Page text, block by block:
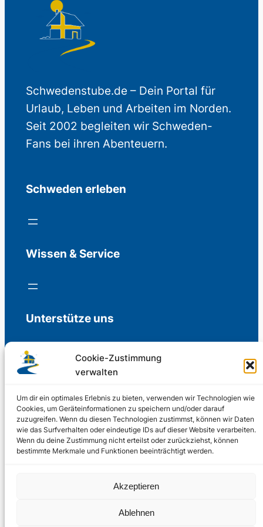
Cookie-Zustimmung
verwalten
Um dir ein optimales Erlebnis zu bieten, verwenden wir Technologien wie
Cookies, um Geräteinformationen zu speichern und/oder darauf
zuzugreifen. Wenn du diesen Technologien zustimmst, können wir Daten
wie das Surfverhalten oder eindeutige IDs auf dieser Website verarbeiten.
Wenn du deine Zustimmung nicht erteilst oder zurückziehst, können
bestimmte Merkmale und Funktionen beeinträchtigt werden.
Akzeptieren
Ablehnen
Schwedenstube.de – Dein Portal für
Urlaub, Leben und Arbeiten im Norden.
Seit 2002 begleiten wir Schweden-
Fans bei ihren Abenteuern.
Schweden erleben
Wissen & Service
Unterstütze uns
Freiwillige Spenden für die Aufrechterhaltung
Support us
© 2002 – 2026